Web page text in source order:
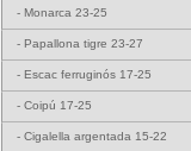
- Monarca 23-25
- Papallona tigre 23-27
- Escac ferruginós 17-25
- Coipú 17-25
- Cigalella argentada 15-22